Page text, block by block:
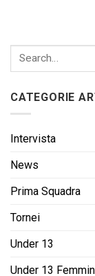
CATEGORIE
Intervista
News
Prima Squadra
Tornei
Under 13
Under 13